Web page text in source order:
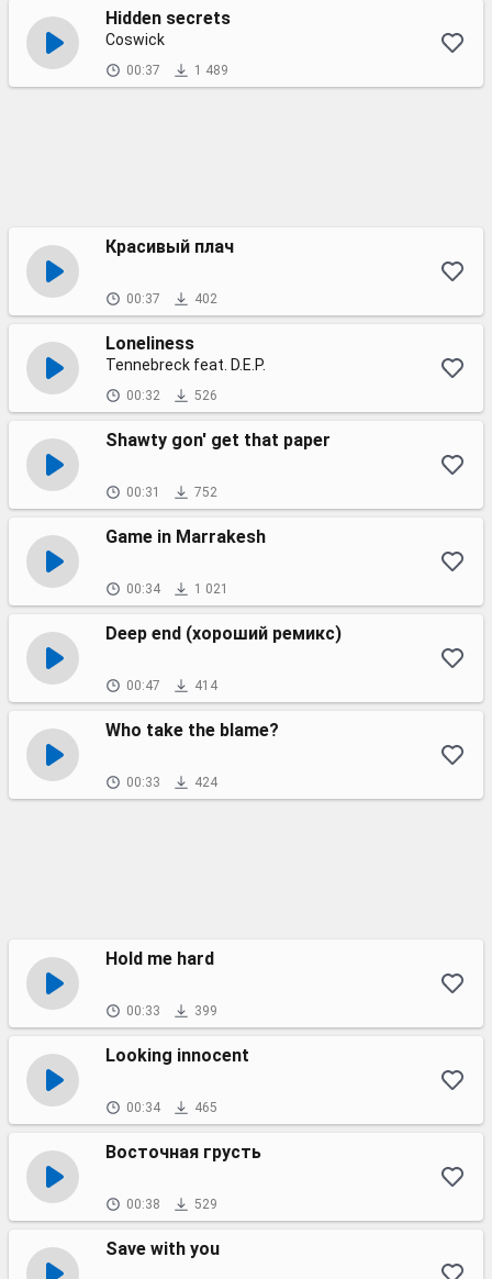
Hidden secrets
Coswick
00:37 1 489
Красивый плач
00:37 402
Loneliness
Tennebreck feat. D.E.P.
00:32 526
Shawty gon' get that paper
00:31 752
Game in Marrakesh
00:34 1 021
Deep end (хороший ремикс)
00:47 414
Who take the blame?
00:33 424
Hold me hard
00:33 399
Looking innocent
00:34 465
Восточная грусть
00:38 529
Save with you